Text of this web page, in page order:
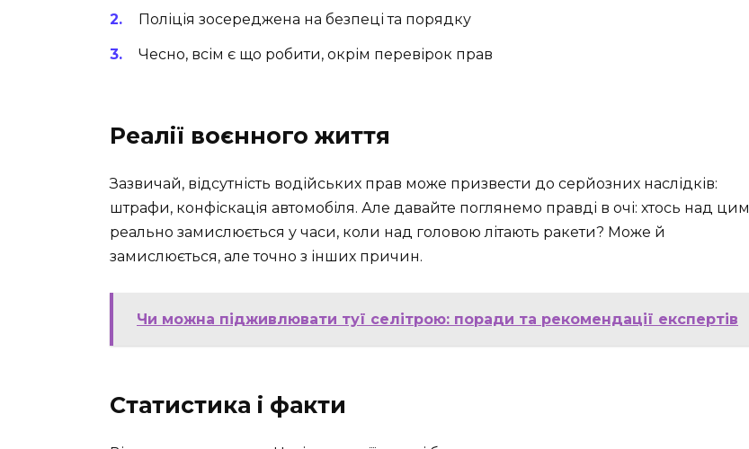
Поліція зосереджена на безпеці та порядку
Чесно, всім є що робити, окрім перевірок прав
Реалії воєнного життя
Зазвичай, відсутність водійських прав може призвести до серйозних наслідків:
штрафи, конфіскація автомобіля. Але давайте поглянемо правді в очі: хтось над цим
реально замислюється у часи, коли над головою літають ракети? Може й
замислюється, але точно з інших причин.
Чи можна підживлювати туї селітрою: поради та рекомендації експертів
Статистика і факти